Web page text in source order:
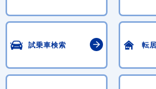
試乗車検索 転